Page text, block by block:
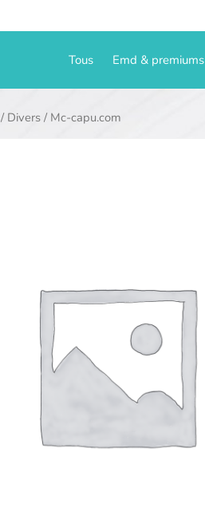
Tous Emd & premiums
/ Divers / Mc-capu.com